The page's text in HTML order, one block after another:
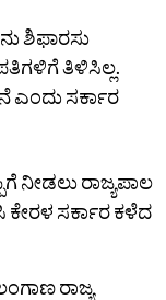
ಶಿಫಾರಸು
ತಿಳಿಸಿಲ್ಲ.
ಸರ್ಕಾರ
ರಾಜ್ಯಪಾಲ
ಸರ್ಕಾರ ಕಳೆದ
ರಾಜ್ಯ